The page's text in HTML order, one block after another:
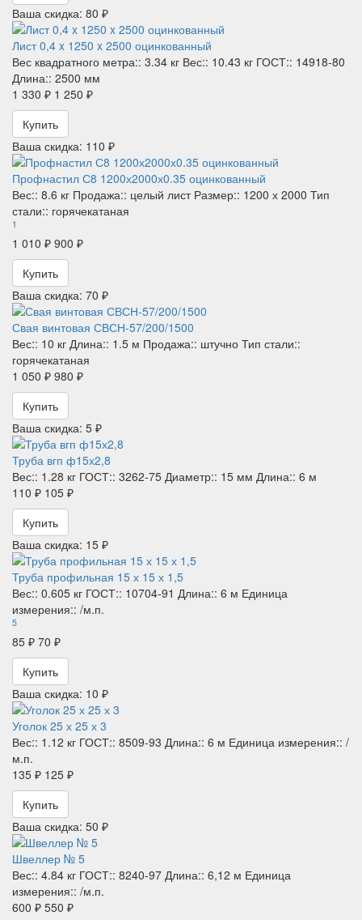
Ваша скидка: 80 ₽
Лист 0,4 x 1250 x 2500 оцинкованный
Вес квадратного метра:: 3.34 кг Вес:: 10.43 кг ГОСТ:: 14918-80
Длина:: 2500 мм
1 330 ₽ 1 250 ₽
Купить
Ваша скидка: 110 ₽
Профнастил С8 1200х2000х0.35 оцинкованный
Вес:: 8.6 кг Продажа:: целый лист Размер:: 1200 х 2000 Тип
стали:: горячекатаная
1
1 010 ₽ 900 ₽
Купить
Ваша скидка: 70 ₽
Свая винтовая СВСН-57/200/1500
Вес:: 10 кг Длина:: 1.5 м Продажа:: штучно Тип стали::
горячекатаная
1 050 ₽ 980 ₽
Купить
Ваша скидка: 5 ₽
Труба вгп ф15х2,8
Вес:: 1.28 кг ГОСТ:: 3262-75 Диаметр:: 15 мм Длина:: 6 м
110 ₽ 105 ₽
Купить
Ваша скидка: 15 ₽
Труба профильная 15 х 15 х 1,5
Вес:: 0.605 кг ГОСТ:: 10704-91 Длина:: 6 м Единица
измерения:: /м.п.
5
85 ₽ 70 ₽
Купить
Ваша скидка: 10 ₽
Уголок 25 х 25 х 3
Вес:: 1.12 кг ГОСТ:: 8509-93 Длина:: 6 м Единица измерения:: /
м.п.
135 ₽ 125 ₽
Купить
Ваша скидка: 50 ₽
Швеллер № 5
Вес:: 4.84 кг ГОСТ:: 8240-97 Длина:: 6,12 м Единица
измерения:: /м.п.
600 ₽ 550 ₽